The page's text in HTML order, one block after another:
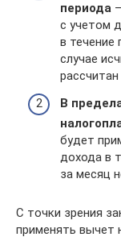
периода
с учетом
в
случае
В
будет
дохода в
за месяц
С точки зрения
применять вычет